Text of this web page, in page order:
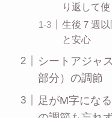
り返して使
生後７週
と安心
シートアジャ
部分）の調節
足がM字にな